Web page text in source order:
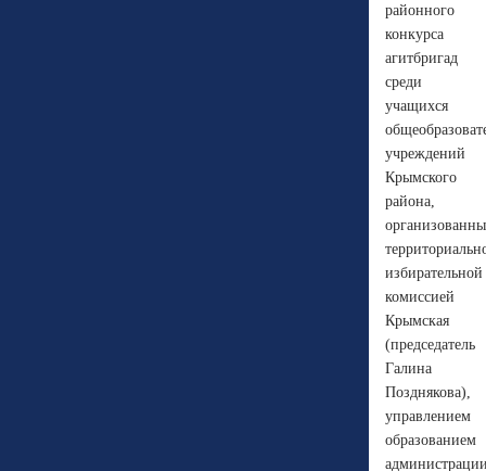
районного
конкурса
агитбригад
среди
учащихся
учреждений
Крымского
района,
избирательной
комиссией
Крымская
(председатель
Галина
Позднякова),
управлением
образованием